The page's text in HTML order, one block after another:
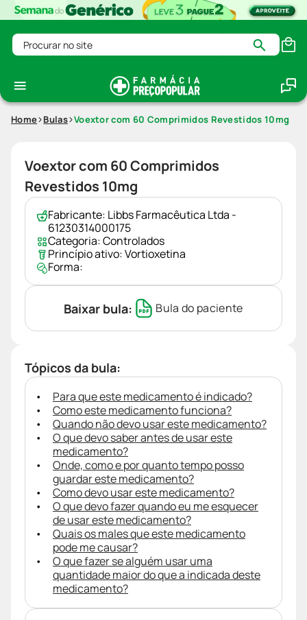
Procurar no site
Home Bulas Voextor com 60 Comprimidos Revestidos 10mg
Voextor com 60 Comprimidos
Revestidos 10mg
Fabricante: Libbs Farmacêutica Ltda -
61230314000175
Categoria:Controlados
Princípio ativo:Vortioxetina
Forma:
Baixar bula: Bula do paciente
Tópicos da bula:
Para que este medicamento é indicado?
Como este medicamento funciona?
Quando não devo usar este medicamento?
O que devo saber antes de usar este
medicamento?
Onde, como e por quanto tempo posso
guardar este medicamento?
Como devo usar este medicamento?
O que devo fazer quando eu me esquecer
de usar este medicamento?
Quais os males que este medicamento
pode me causar?
O que fazer se alguém usar uma
quantidade maior do que a indicada deste
medicamento?